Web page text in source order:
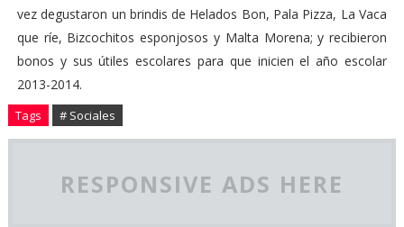
vez degustaron un brindis de Helados Bon, Pala Pizza, La Vaca
que ríe, Bizcochitos esponjosos y Malta Morena; y recibieron
bonos y sus útiles escolares para que inicien el año escolar
2013-2014.
Tags # Sociales
RESPONSIVE ADS HERE